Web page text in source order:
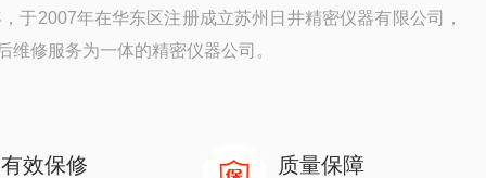
于2007年在华东区注册成立苏州日井精密仪器有限公司，
修服务为一体的精密仪器公司。
有效保修 质量保障